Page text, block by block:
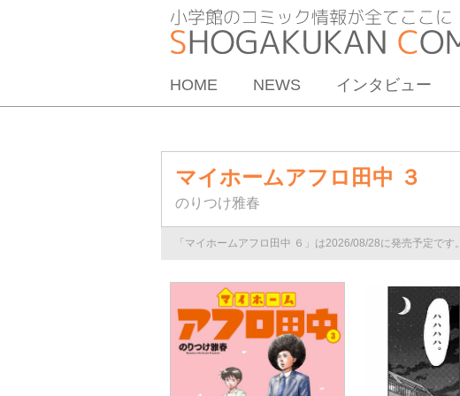
HOME NEWS インタビュー
マイホームアフロ田中 ３
のりつけ雅春
「マイホームアフロ田中 ６」は2026/08/28に発売予定です。